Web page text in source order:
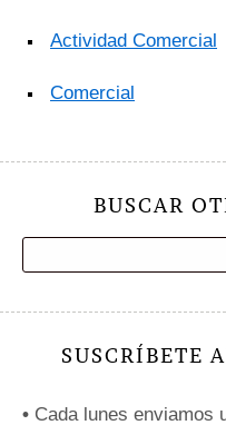
Actividad Comercial
Comercial
BUSCAR
SUSCRÍBETE
• Cada lunes enviamos